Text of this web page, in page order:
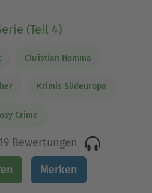
(Teil 4)
Christian Homma
Krimis Südeuropa
Crime
19 Bewertungen
Merken